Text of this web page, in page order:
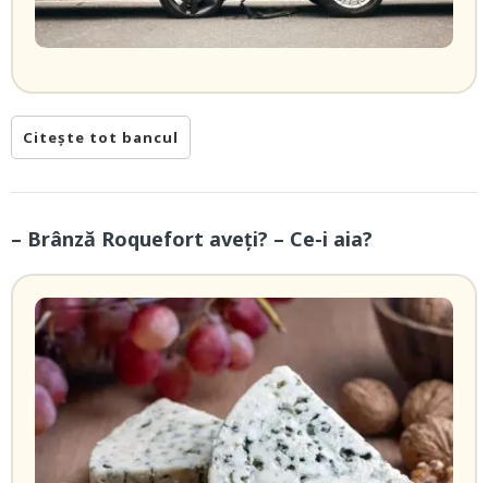
Citește tot bancul
– Brânză Roquefort aveți? – Ce-i aia?